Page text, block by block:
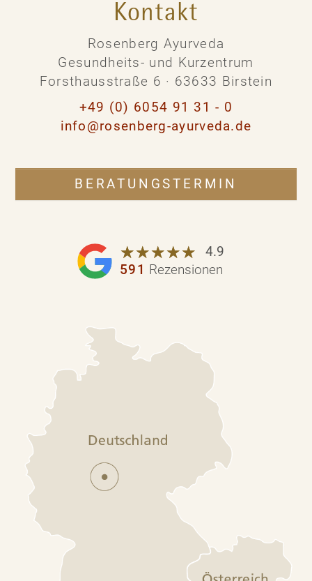
Kontakt
Rosenberg Ayurveda
Gesundheits- und Kurzentrum
Forsthausstraße 6 · 63633 Birstein
+49 (0) 6054 91 31 - 0
info@rosenberg-ayurveda.de
BERATUNGSTERMIN
☆☆☆☆☆
★★★★★
4.9
591 Rezensionen